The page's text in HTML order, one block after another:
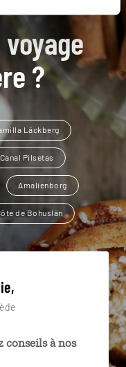
?
Läckberg
Canal Pilsetas
Amalienborg
de Bohuslän
conseils à nos